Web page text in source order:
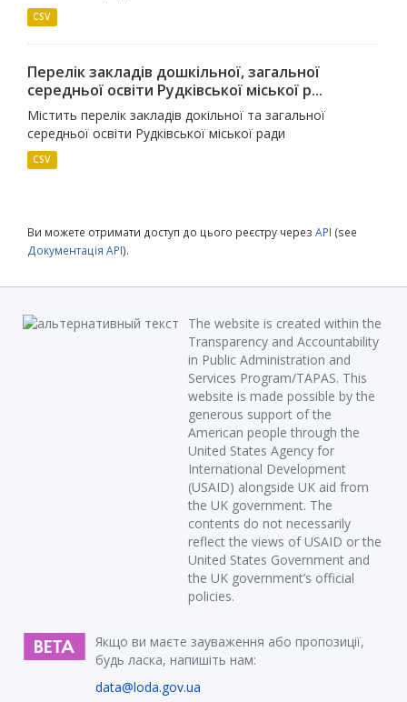
CSV
Перелік закладів дошкільної, загальної
середньої освіти Рудківської міської р...
Містить перелік закладів докільної та загальної
середньої освіти Рудківської міської ради
CSV
Ви можете отримати доступ до цього реєстру через API (see
Документація API).
The website is created within the
Transparency and Accountability
in Public Administration and
Services Program/TAPAS. This
website is made possible by the
generous support of the
American people through the
United States Agency for
International Development
(USAID) alongside UK aid from
the UK government. The
contents do not necessarily
reflect the views of USAID or the
United States Government and
the UK government’s official
policies.
Якщо ви маєте зауваження або пропозиції,
будь ласка, напишіть нам:
data@loda.gov.ua